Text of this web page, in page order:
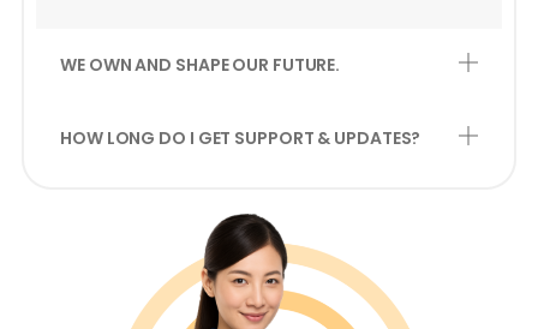
WE OWN AND SHAPE OUR FUTURE.
HOW LONG DO I GET SUPPORT & UPDATES?